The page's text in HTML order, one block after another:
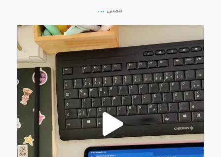
نتمنى ...
0